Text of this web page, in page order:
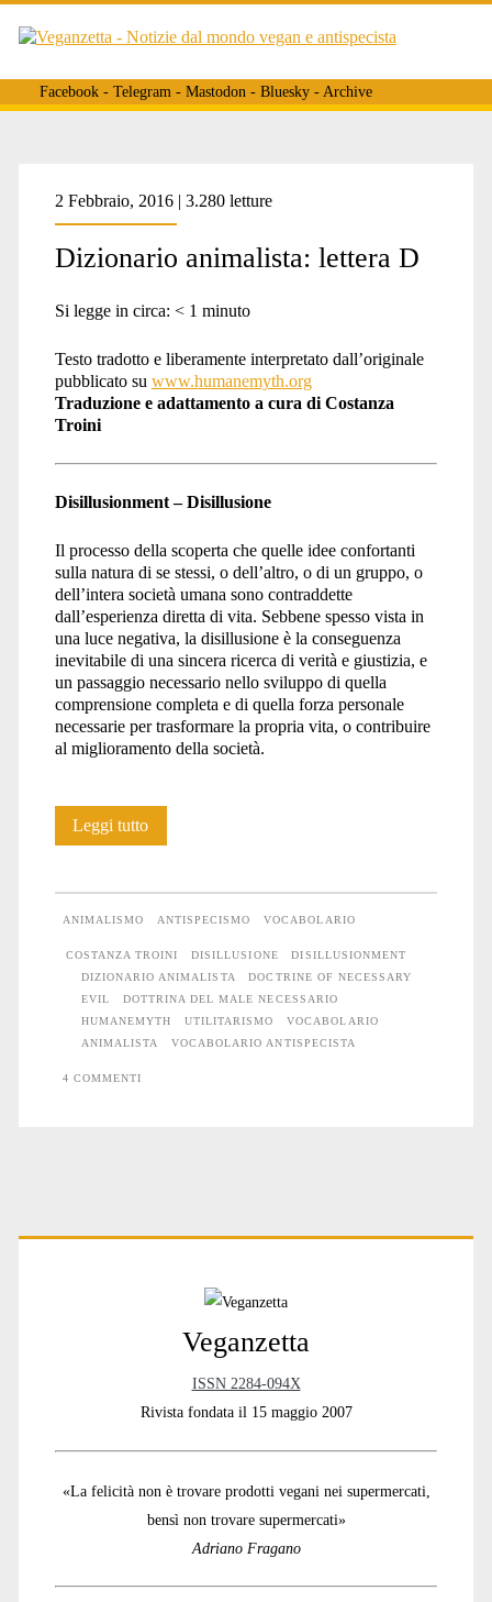
Facebook- Telegram- Mastodon- Bluesky- Archive
Tag:
<span>Disillusione</span>
2 Febbraio, 2016 | 3.280 letture
Dizionario animalista: lettera D
Si legge in circa: < 1 minuto
Testo tradotto e liberamente interpretato dall’originale
pubblicato su www.humanemyth.org
Traduzione e adattamento a cura di Costanza
Troini
Disillusionment – Disillusione
Il processo della scoperta che quelle idee confortanti
sulla natura di se stessi, o dell’altro, o di un gruppo, o
dell’intera società umana sono contraddette
dall’esperienza diretta di vita. Sebbene spesso vista in
una luce negativa, la disillusione è la conseguenza
inevitabile di una sincera ricerca di verità e giustizia, e
un passaggio necessario nello sviluppo di quella
comprensione completa e di quella forza personale
necessarie per trasformare la propria vita, o contribuire
al miglioramento della società.
Leggi tuttoDizionario
ANIMALISMO ANTISPECISMO VOCABOLARIO
COSTANZA TROINI DISILLUSIONE
DISILLUSIONMENT
DIZIONARIO ANIMALISTA
DOCTRINE OF NECESSARY
EVIL
DOTTRINA DEL MALE NECESSARIO
HUMANEMYTH
UTILITARISMO
VOCABOLARIO
ANIMALISTA
VOCABOLARIO ANTISPECISTA
4 COMMENTI
Primary
Veganzetta
ISSN 2284-094X
Rivista fondata il 15 maggio 2007
«La felicità non è trovare prodotti vegani nei supermercati,
bensì non trovare supermercati»
Adriano Fragano